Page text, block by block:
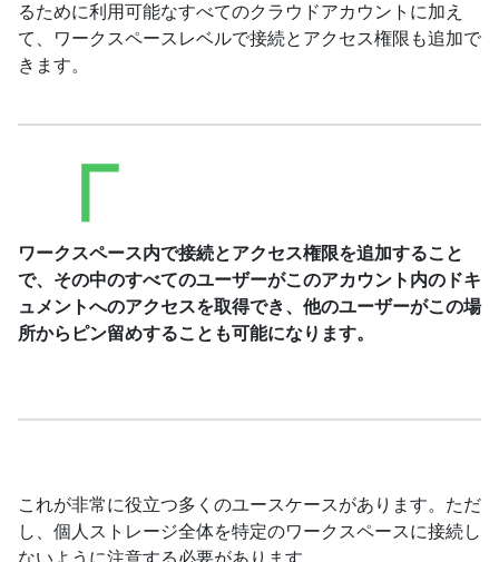
るために利用可能なすべてのクラウドアカウントに加え
て、ワークスペースレベルで接続とアクセス権限も追加で
きます。
ワークスペース内で接続とアクセス権限を追加すること
で、その中のすべてのユーザーがこのアカウント内のドキ
ュメントへのアクセスを取得でき、他のユーザーがこの場
所からピン留めすることも可能になります。
これが非常に役立つ多くのユースケースがあります。ただ
し、個人ストレージ全体を特定のワークスペースに接続し